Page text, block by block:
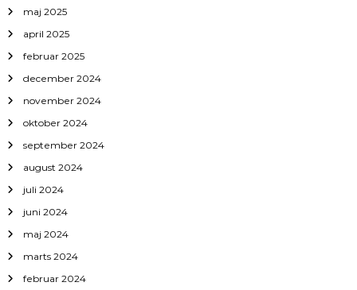
maj 2025
april 2025
februar 2025
december 2024
november 2024
oktober 2024
september 2024
august 2024
juli 2024
juni 2024
maj 2024
marts 2024
februar 2024